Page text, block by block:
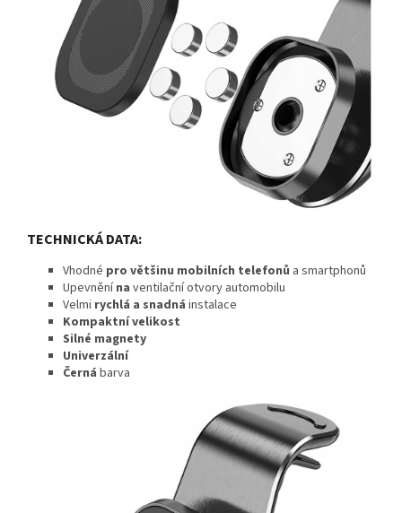
TECHNICKÁ DATA:
Vhodné pro většinu mobilních telefonů a smartphonů
Upevněnína ventilační otvory automobilu
Velmi rychlá a snadná instalace
Kompaktní velikost
Silné magnety
Univerzální
Černá barva